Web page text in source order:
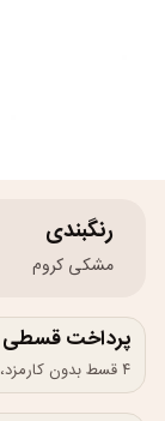
رنگبندی
مشکی کروم
پرداخت قسطی
۴ قسط بدون کارمزد، ماهانه ۴۷۵٬۰۰۰ تومان